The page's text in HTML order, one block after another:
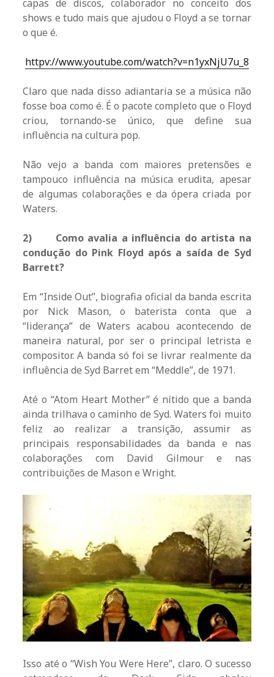
capas de discos, colaborador no conceito dos
shows e tudo mais que ajudou o Floyd a se tornar
o que é.
httpv://www.youtube.com/watch?v=n1yxNjU7u_8
Claro que nada disso adiantaria se a música não
fosse boa como é. É o pacote completo que o Floyd
criou, tornando-se único, que define sua
influência na cultura pop.
Não vejo a banda com maiores pretensões e
tampouco influência na música erudita, apesar
de algumas colaborações e da ópera criada por
Waters.
2) Como avalia a influência do artista na
condução do Pink Floyd após a saída de Syd
Barrett?
Em “Inside Out”, biografia oficial da banda escrita
por Nick Mason, o baterista conta que a
“liderança” de Waters acabou acontecendo de
maneira natural, por ser o principal letrista e
compositor. A banda só foi se livrar realmente da
influência de Syd Barret em “Meddle”, de 1971.
Até o “Atom Heart Mother” é nítido que a banda
ainda trilhava o caminho de Syd. Waters foi muito
feliz ao realizar a transição, assumir as
principais responsabilidades da banda e nas
colaborações com David Gilmour e nas
contribuições de Mason e Wright.
Isso até o “Wish You Were Here”, claro. O sucesso